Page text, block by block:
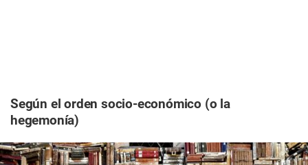
Según el orden socio-económico (o la
hegemonía)